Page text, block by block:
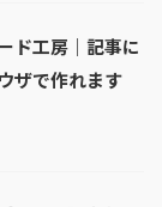
ド工房｜記事に
ザで作れます